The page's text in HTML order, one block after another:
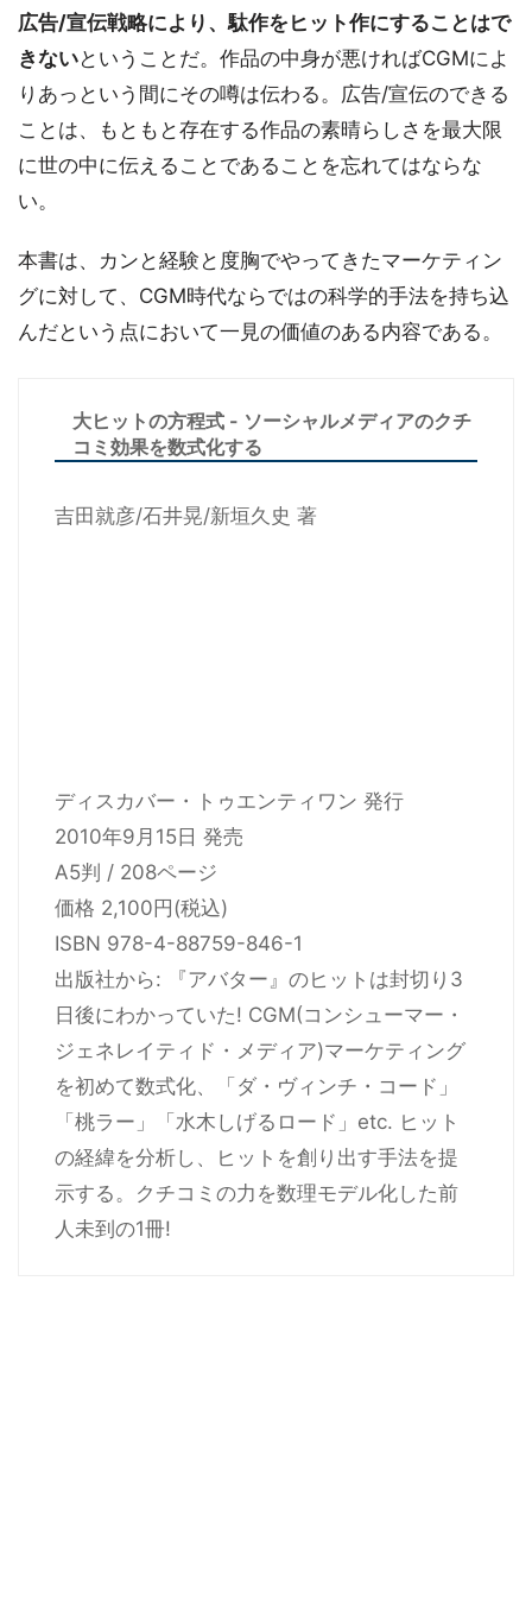
広告/宣伝戦略により、駄作をヒット作にすることはで
きないということだ。作品の中身が悪ければCGMによ
りあっという間にその噂は伝わる。広告/宣伝のできる
ことは、もともと存在する作品の素晴らしさを最大限
に世の中に伝えることであることを忘れてはならな
い。
本書は、カンと経験と度胸でやってきたマーケティン
グに対して、CGM時代ならではの科学的手法を持ち込
んだという点において一見の価値のある内容である。
大ヒットの方程式 - ソーシャルメディアのクチ
コミ効果を数式化する
吉田就彦/石井晃/新垣久史 著
ディスカバー・トゥエンティワン 発行
2010年9月15日 発売
A5判 / 208ページ
価格 2,100円(税込)
ISBN 978-4-88759-846-1
出版社から: 『アバター』のヒットは封切り3
日後にわかっていた! CGM(コンシューマー・
ジェネレイティド・メディア)マーケティング
を初めて数式化、「ダ・ヴィンチ・コード」
「桃ラー」「水木しげるロード」etc. ヒット
の経緯を分析し、ヒットを創り出す手法を提
示する。クチコミの力を数理モデル化した前
人未到の1冊!